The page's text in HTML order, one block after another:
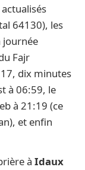
64130), les
journée
Fajr
dix minutes
à 06:59, le
à 21:19 (ce
et enfin
à Idaux